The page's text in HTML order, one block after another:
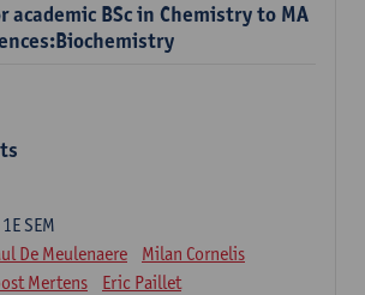
academic BSc in Chemistry to MA
1E SEM
De Meulenaere
Milan Cornelis
Mertens
Eric Paillet